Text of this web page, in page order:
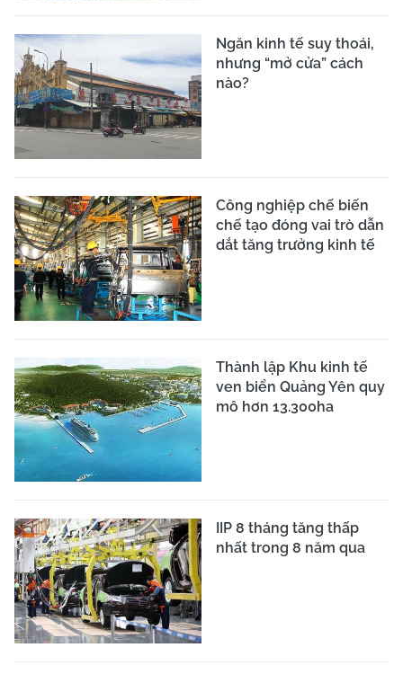
Ngăn kinh tế suy thoái,
nhưng “mở cửa” cách
nào?
Công nghiệp chế biến
chế tạo đóng vai trò dẫn
dắt tăng trưởng kinh tế
Thành lập Khu kinh tế
ven biển Quảng Yên quy
mô hơn 13.300ha
IIP 8 tháng tăng thấp
nhất trong 8 năm qua